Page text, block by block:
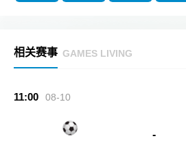
相关赛事 GAMES LIVING
11:00 08-10
-